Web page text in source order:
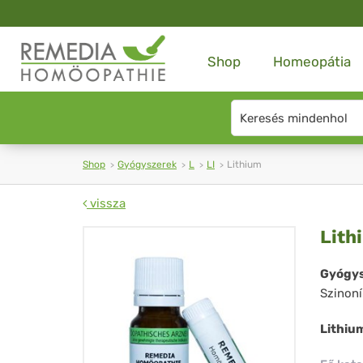
Shop Homeopátia
Search
type
Shop Gyógyszerek L LI Lithium
vissza